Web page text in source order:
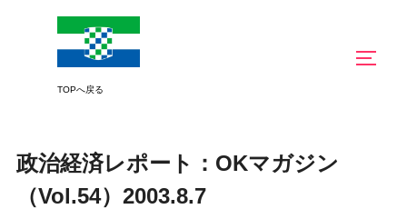
政治経済レポート：OKマガジン
（Vol.54）2003.8.7